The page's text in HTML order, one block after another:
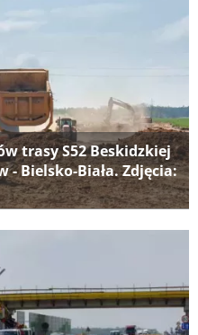
trasy S52 Beskidzkiej
Bielsko-Biała. Zdjęcia: